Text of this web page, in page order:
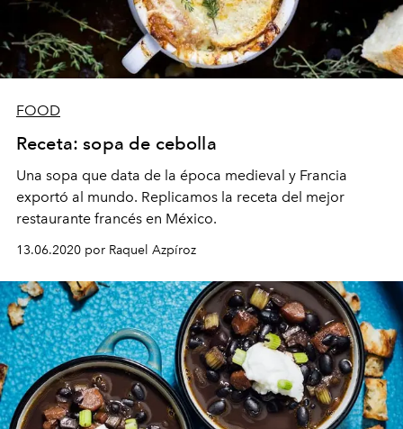
FOOD
Receta: sopa de cebolla
Una sopa que data de la época medieval y Francia
exportó al mundo. Replicamos la receta del mejor
restaurante francés en México.
13.06.2020 por Raquel Azpíroz